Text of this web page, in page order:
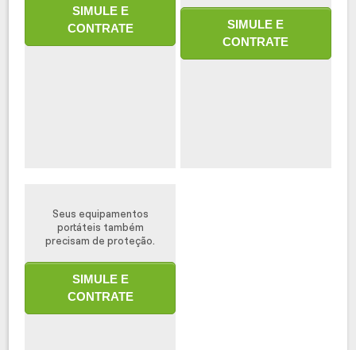
SIMULE E
CONTRATE
SIMULE E
CONTRATE
Seus equipamentos
portáteis também
precisam de proteção.
SIMULE E
CONTRATE